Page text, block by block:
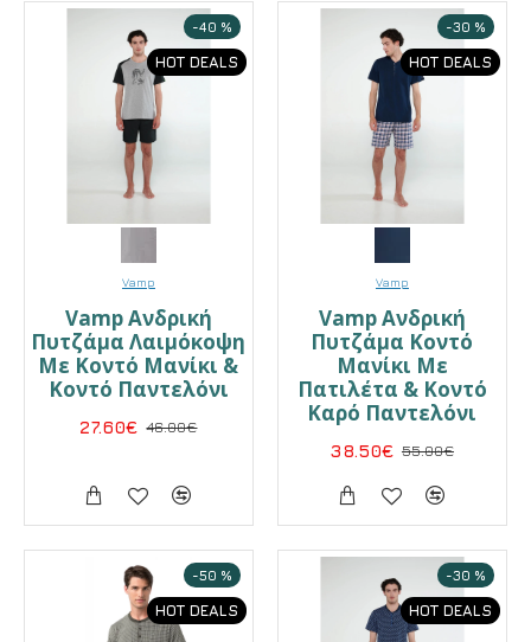
HOT DEALS
-40 %
Vamp
Vamp Ανδρική
Πυτζάμα Λαιμόκοψη
Με Κοντό Μανίκι &
Κοντό Παντελόνι
27.60€ 46.00€
HOT DEALS
-30 %
Vamp
Vamp Ανδρική
Πυτζάμα Κοντό
Μανίκι Με
Πατιλέτα & Κοντό
Καρό Παντελόνι
38.50€ 55.00€
HOT DEALS
-50 %
HOT DEALS
-30 %